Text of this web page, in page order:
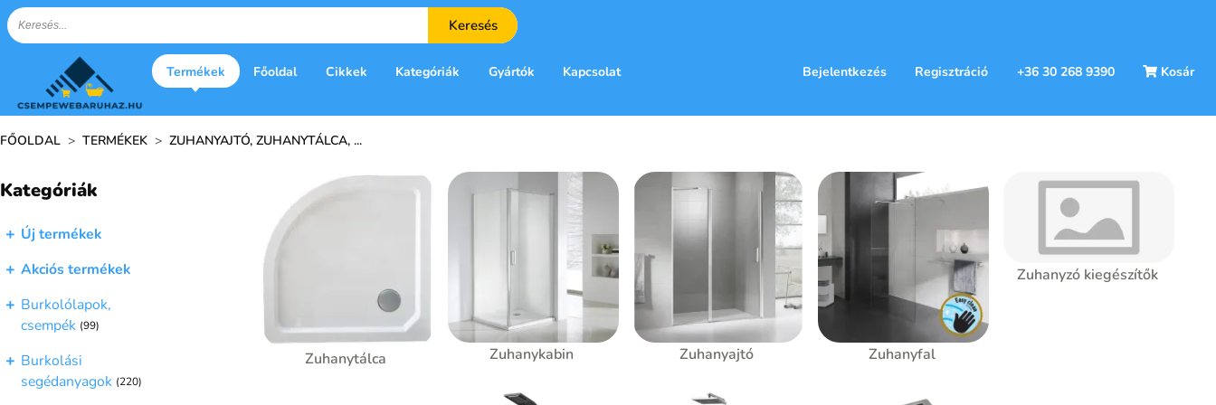
Keresés
Termékek Főoldal Cikkek Kategóriák Gyártók Kapcsolat Bejelentkezés Regisztráció +36 30 268 9390 Kosár
FŐOLDAL > TERMÉKEK > ZUHANYAJTÓ, ZUHANYTÁLCA, ...
Kategóriák
Új termékek
Akciós termékek
Burkolólapok,
csempék (99)
Burkolási
segédanyagok (220)
Zuhanytálca Zuhanykabin Zuhanyajtó Zuhanyfal
Zuhanyzó kiegészítők